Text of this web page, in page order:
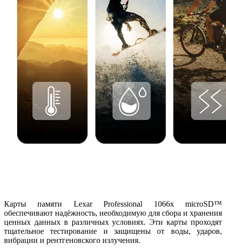
Карты памяти Lexar Professional 1066x microSD™
обеспечивают надёжность, необходимую для сбора и хранения
ценных данных в различных условиях. Эти карты проходят
тщательное тестирование и защищены от воды, ударов,
вибрации и рентгеновского излучения.